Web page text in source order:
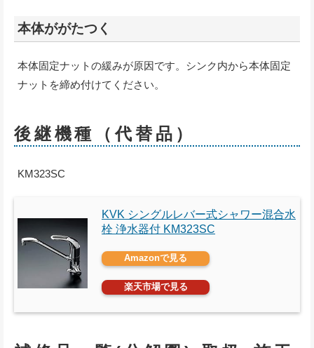
本体ががたつく
本体固定ナットの緩みが原因です。シンク内から本体固定
ナットを締め付けてください。
後継機種（代替品）
KM323SC
KVK シングルレバー式シャワー混合水
栓 浄水器付 KM323SC
Amazonで見る
楽天市場で見る